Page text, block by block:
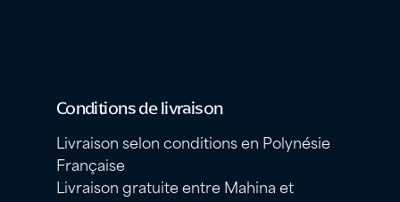
Conditions de livraison
Livraison selon conditions en Polynésie
Française
Livraison gratuite entre Mahina et